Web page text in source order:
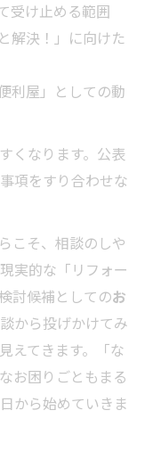
受け止める範囲
解決！」に向けた
利屋」としての動
くなります。公表
項をすり合わせな
こそ、相談のしや
実的な「リフォー
討候補としてのお
から投げかけてみ
えてきます。「な
お困りごともまる
から始めていきま